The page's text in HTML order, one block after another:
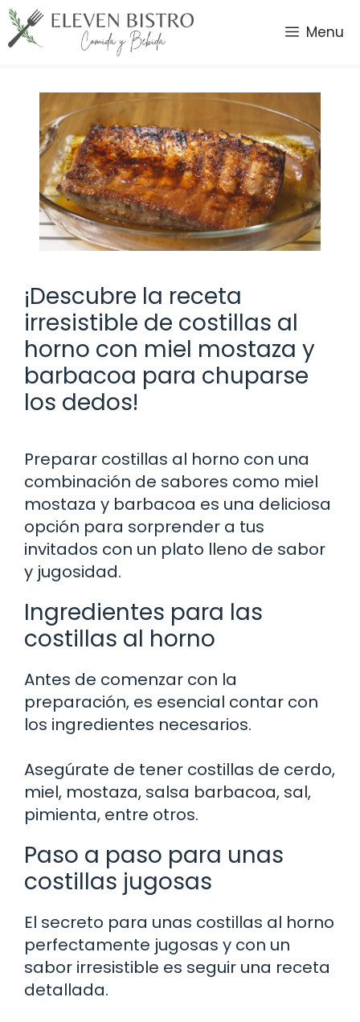
Saltar
al
contenido
Menu
¡Descubre la receta
irresistible de costillas al
horno con miel mostaza y
barbacoa para chuparse
los dedos!
Preparar costillas al horno con una
combinación de sabores como miel
mostaza y barbacoa es una deliciosa
opción para sorprender a tus
invitados con un plato lleno de sabor
y jugosidad.
Ingredientes para las
costillas al horno
Antes de comenzar con la
preparación, es esencial contar con
los ingredientes necesarios.
Asegúrate de tener costillas de cerdo,
miel, mostaza, salsa barbacoa, sal,
pimienta, entre otros.
Paso a paso para unas
costillas jugosas
El secreto para unas costillas al horno
perfectamente jugosas y con un
sabor irresistible es seguir una receta
detallada.